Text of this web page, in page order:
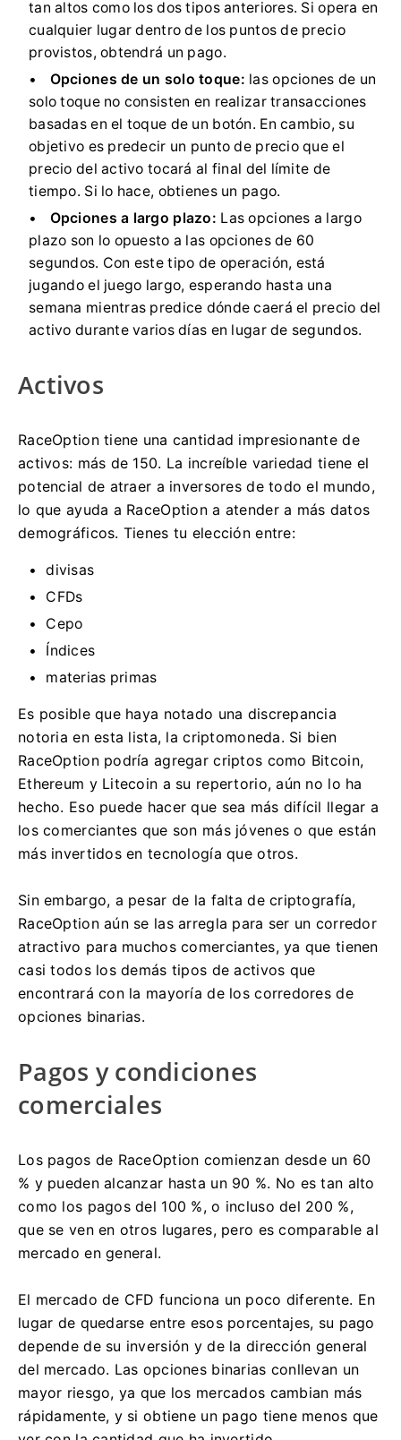
tan altos como los dos tipos anteriores. Si opera en
cualquier lugar dentro de los puntos de precio
provistos, obtendrá un pago.
Opciones de un solo toque: las opciones de un
solo toque no consisten en realizar transacciones
basadas en el toque de un botón. En cambio, su
objetivo es predecir un punto de precio que el
precio del activo tocará al final del límite de
tiempo. Si lo hace, obtienes un pago.
Opciones a largo plazo: Las opciones a largo
plazo son lo opuesto a las opciones de 60
segundos. Con este tipo de operación, está
jugando el juego largo, esperando hasta una
semana mientras predice dónde caerá el precio del
activo durante varios días en lugar de segundos.
Activos
RaceOption tiene una cantidad impresionante de
activos: más de 150. La increíble variedad tiene el
potencial de atraer a inversores de todo el mundo,
lo que ayuda a RaceOption a atender a más datos
demográficos. Tienes tu elección entre:
divisas
CFDs
Cepo
Índices
materias primas
Es posible que haya notado una discrepancia
notoria en esta lista, la criptomoneda. Si bien
RaceOption podría agregar criptos como Bitcoin,
Ethereum y Litecoin a su repertorio, aún no lo ha
hecho. Eso puede hacer que sea más difícil llegar a
los comerciantes que son más jóvenes o que están
más invertidos en tecnología que otros.
Sin embargo, a pesar de la falta de criptografía,
RaceOption aún se las arregla para ser un corredor
atractivo para muchos comerciantes, ya que tienen
casi todos los demás tipos de activos que
encontrará con la mayoría de los corredores de
opciones binarias.
Pagos y condiciones
comerciales
Los pagos de RaceOption comienzan desde un 60
% y pueden alcanzar hasta un 90 %. No es tan alto
como los pagos del 100 %, o incluso del 200 %,
que se ven en otros lugares, pero es comparable al
mercado en general.
El mercado de CFD funciona un poco diferente. En
lugar de quedarse entre esos porcentajes, su pago
depende de su inversión y de la dirección general
del mercado. Las opciones binarias conllevan un
mayor riesgo, ya que los mercados cambian más
rápidamente, y si obtiene un pago tiene menos que